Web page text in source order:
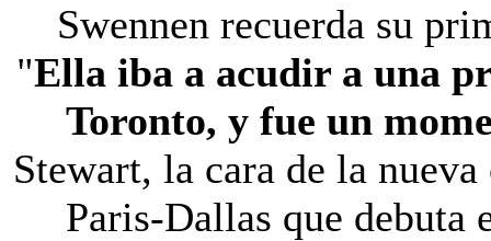
Swennen recuerda su
"Ella iba a acudir a una
Toronto, y fue un
Stewart, la cara de la
Paris-Dallas que debuta